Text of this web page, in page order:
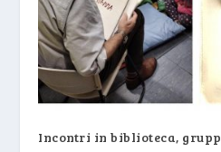
Incontri in biblioteca,